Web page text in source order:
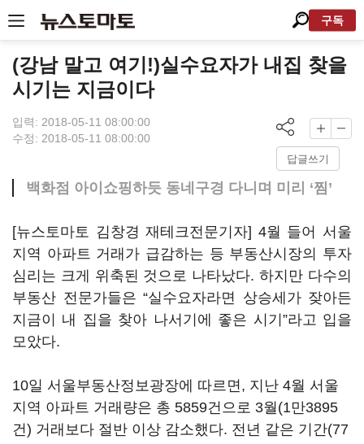
구독
(강남 말고 여기!)실수요자가 내집 찾을
시기는 지금이다
입력: 2018-05-11 08:00:00
수정: 2018-05-11 08:00:00
답글쓰기
백화점 아이쇼핑하듯 동네구경 다니며 미리 ‘찜’
[뉴스토마토 김창경 재테크전문기자] 4월 들어 서울
지역 아파트 거래가 급감하는 등 부동산시장의 투자
심리는 크게 위축된 것으로 나타났다. 하지만 다수의
부동산 전문가들은 “실수요자라면 상승세가 잦아든
지금이 내 집을 찾아 나서기에 좋은 시기”라고 입을
모았다.
10일 서울부동산정보광장에 따르면, 지난 4월 서울
지역 아파트 거래량은 총 5859건으로 3월(1만3895
건) 거래보다 절반 이상 감소했다. 전년 같은 기간(77